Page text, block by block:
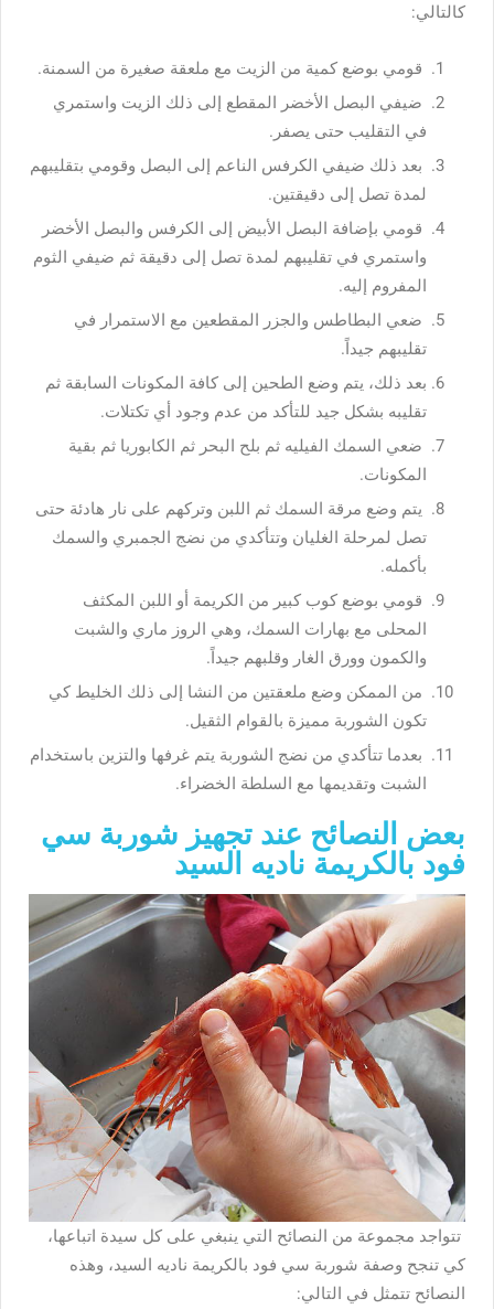
كالتالي:
قومي بوضع كمية من الزيت مع ملعقة صغيرة من السمنة.
ضيفي البصل الأخضر المقطع إلى ذلك الزيت واستمري
في التقليب حتى يصفر.
بعد ذلك ضيفي الكرفس الناعم إلى البصل وقومي بتقليبهم
لمدة تصل إلى دقيقتين.
قومي بإضافة البصل الأبيض إلى الكرفس والبصل الأخضر
واستمري في تقليبهم لمدة تصل إلى دقيقة ثم ضيفي الثوم
المفروم إليه.
ضعي البطاطس والجزر المقطعين مع الاستمرار في
تقليبهم جيداً.
بعد ذلك، يتم وضع الطحين إلى كافة المكونات السابقة ثم
تقليبه بشكل جيد للتأكد من عدم وجود أي تكتلات.
ضعي السمك الفيليه ثم بلح البحر ثم الكابوريا ثم بقية
المكونات.
يتم وضع مرقة السمك ثم اللبن وتركهم على نار هادئة حتى
تصل لمرحلة الغليان وتتأكدي من نضج الجمبري والسمك
بأكمله.
قومي بوضع كوب كبير من الكريمة أو اللبن المكثف
المحلى مع بهارات السمك، وهي الروز ماري والشبت
والكمون وورق الغار وقلبهم جيداً.
من الممكن وضع ملعقتين من النشا إلى ذلك الخليط كي
تكون الشوربة مميزة بالقوام الثقيل.
بعدما تتأكدي من نضج الشوربة يتم غرفها والتزين باستخدام
الشبت وتقديمها مع السلطة الخضراء.
بعض النصائح عند تجهيز شوربة سي
فود بالكريمة ناديه السيد
تتواجد مجموعة من النصائح التي ينبغي على كل سيدة اتباعها،
كي تنجح وصفة شوربة سي فود بالكريمة ناديه السيد، وهذه
النصائح تتمثل في التالي: